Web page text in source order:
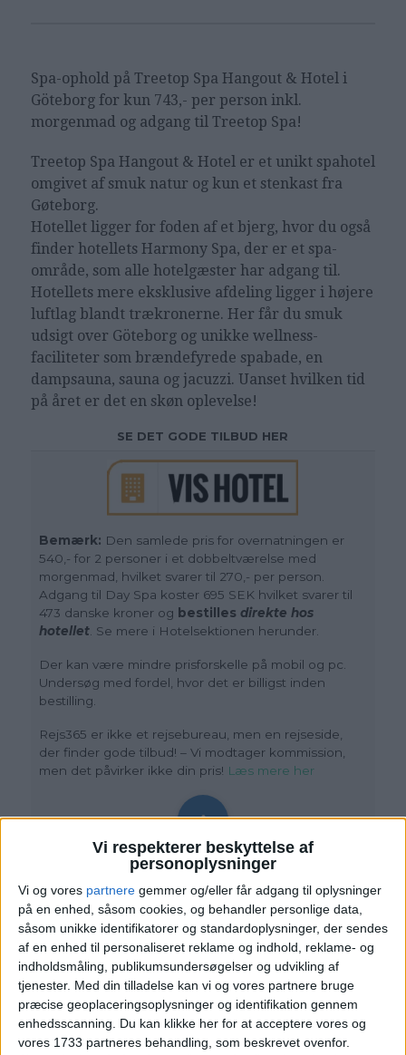
Vi respekterer beskyttelse af
personoplysninger
Vi og vores partnere gemmer og/eller får adgang til oplysninger
på en enhed, såsom cookies, og behandler personlige data,
såsom unikke identifikatorer og standardoplysninger, der sendes
af en enhed til personaliseret reklame og indhold, reklame- og
indholdsmåling, publikumsundersøgelser og udvikling af
tjenester. Med din tilladelse kan vi og vores partnere bruge
præcise geoplaceringsoplysninger og identifikation gennem
enhedsscanning. Du kan klikke her for at acceptere vores og
vores 1733 partneres behandling, som beskrevet ovenfor.
Spa-ophold på Treetop Spa Hangout & Hotel i
Göteborg for kun 743,- per person inkl.
morgenmad og adgang til Treetop Spa!
Treetop Spa Hangout & Hotel er et unikt spahotel
omgivet af smuk natur og kun et stenkast fra
Gøteborg.
Hotellet ligger for foden af et bjerg, hvor du også
finder hotellets Harmony Spa, der er et spa-
område, som alle hotelgæster har adgang til.
Hotellets mere eksklusive afdeling ligger i højere
luftlag blandt trækronerne. Her får du smuk
udsigt over Göteborg og unikke wellness-
faciliteter som brændefyrede spabade, en
dampsauna, sauna og jacuzzi. Uanset hvilken tid
på året er det en skøn oplevelse!
SE DET GODE TILBUD HER
Bemærk: Den samlede pris for overnatningen er
540,- for 2 personer i et dobbeltværelse med
morgenmad, hvilket svarer til 270,- per person.
Adgang til Day Spa koster 695 SEK hvilket svarer til
473 danske kroner og bestillesdirekte hos
hotellet . Se mere i Hotelsektionen herunder.
Der kan være mindre prisforskelle på mobil og pc.
Undersøg med fordel, hvor det er billigst inden
bestilling.
Rejs365 er ikke et rejsebureau, men en rejseside,
der finder gode tilbud! – Vi modtager kommission,
men det påvirker ikke din pris! Læs mere her
ALTERNATIVE DATOER
Der er andre datoer til gode priser på Treetop
Spa Hangout & hotel. Se et udvalg her: